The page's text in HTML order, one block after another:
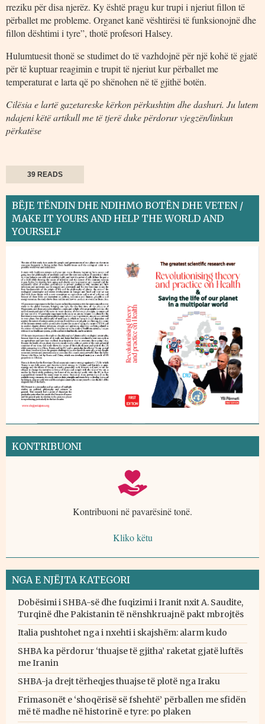
rreziku për disa njerëz. Ky është pragu kur trupi i njeriut fillon të
përballet me probleme. Organet kanë vështirësi të funksionojnë dhe
fillon dështimi i tyre”, thotë profesori Halsey.
Hulumtuesit thonë se studimet do të vazhdojnë për një kohë të gjatë
për të kuptuar reagimin e trupit të njeriut kur përballet me
temperaturat e larta që po shënohen në të gjithë botën.
Cilësia e lartë gazetareske kërkon përkushtim dhe dashuri. Ju lutem
ndajeni këtë artikull me të tjerë duke përdorur vjegzën/linkun
përkatëse
39 READS
BËJE TËNDIN DHE NDIHMO BOTËN DHE VETEN /
MAKE IT YOURS AND HELP THE WORLD AND
YOURSELF
KONTRIBUONI
Kontribuoni në pavarësinë tonë.
Kliko këtu
NGA E NJËJTA KATEGORI
Dobësimi i SHBA-së dhe fuqizimi i Iranit nxit A. Saudite,
Turqinë dhe Pakistanin të nënshkruajnë pakt mbrojtës
Italia pushtohet nga i nxehti i skajshëm: alarm kudo
SHBA ka përdorur ‘thuajse të gjitha’ raketat gjatë luftës
me Iranin
SHBA-ja drejt tërheqjes thuajse të plotë nga Iraku
Frimasonët e ‘shoqërisë së fshehtë’ përballen me sfidën
më të madhe në historinë e tyre: po plaken